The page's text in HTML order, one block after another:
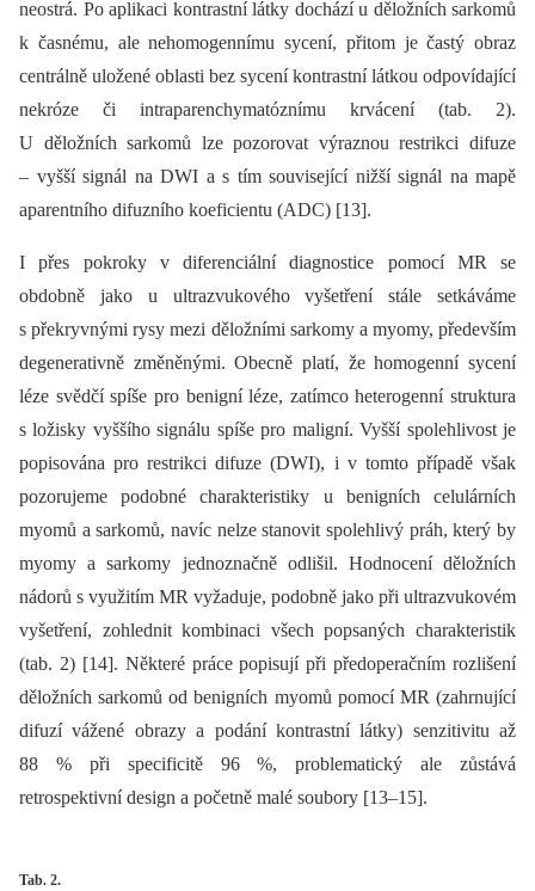
neostrá. Po aplikaci kontrastní látky dochází u děložních sarkomů
k časnému, ale nehomogennímu sycení, přitom je častý obraz
centrálně uložené oblasti bez sycení kontrastní látkou odpovídající
nekróze či intraparenchymatóznímu krvácení (tab. 2).
U děložních sarkomů lze pozorovat výraznou restrikci difuze
–⁠ vyšší signál na DWI a s tím související nižší signál na mapě
aparentního difuzního koeficientu (ADC) [13].
I přes pokroky v diferenciální diagnostice pomocí MR se
obdobně jako u ultrazvukového vyšetření stále setkáváme
s překryvnými rysy mezi děložními sarkomy a myomy, především
degenerativně změněnými. Obecně platí, že homogenní sycení
léze svědčí spíše pro benigní léze, zatímco heterogenní struktura
s ložisky vyššího signálu spíše pro maligní. Vyšší spolehlivost je
popisována pro restrikci difuze (DWI), i v tomto případě však
pozorujeme podobné charakteristiky u benigních celulárních
myomů a sarkomů, navíc nelze stanovit spolehlivý práh, který by
myomy a sarkomy jednoznačně odlišil. Hodnocení děložních
nádorů s využitím MR vyžaduje, podobně jako při ultrazvukovém
vyšetření, zohlednit kombinaci všech popsaných charakteristik
(tab. 2) [14]. Některé práce popisují při předoperačním rozlišení
děložních sarkomů od benigních myomů pomocí MR (zahrnující
difuzí vážené obrazy a podání kontrastní látky) senzitivitu až
88 % při specificitě 96 %, problematický ale zůstává
retrospektivní design a početně malé soubory [13–15].
Tab. 2.